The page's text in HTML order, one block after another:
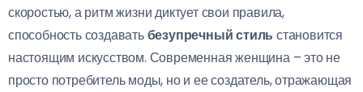
скоростью, а ритм жизни диктует свои правила,
способность создаватьбезупречный стиль становится
настоящим искусством. Современная женщина – это не
просто потребитель моды, но и ее создатель, отражающая